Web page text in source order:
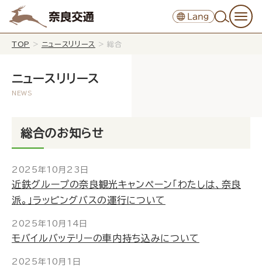
TOP > ニュースリリース > 総合
ニュースリリース
総合のお知らせ
2025年10月23日
近鉄グループの奈良観光キャンペーン「わたしは、奈良
派。」ラッピングバスの運行について
2025年10月14日
モバイルバッテリーの車内持ち込みについて
2025年10月1日